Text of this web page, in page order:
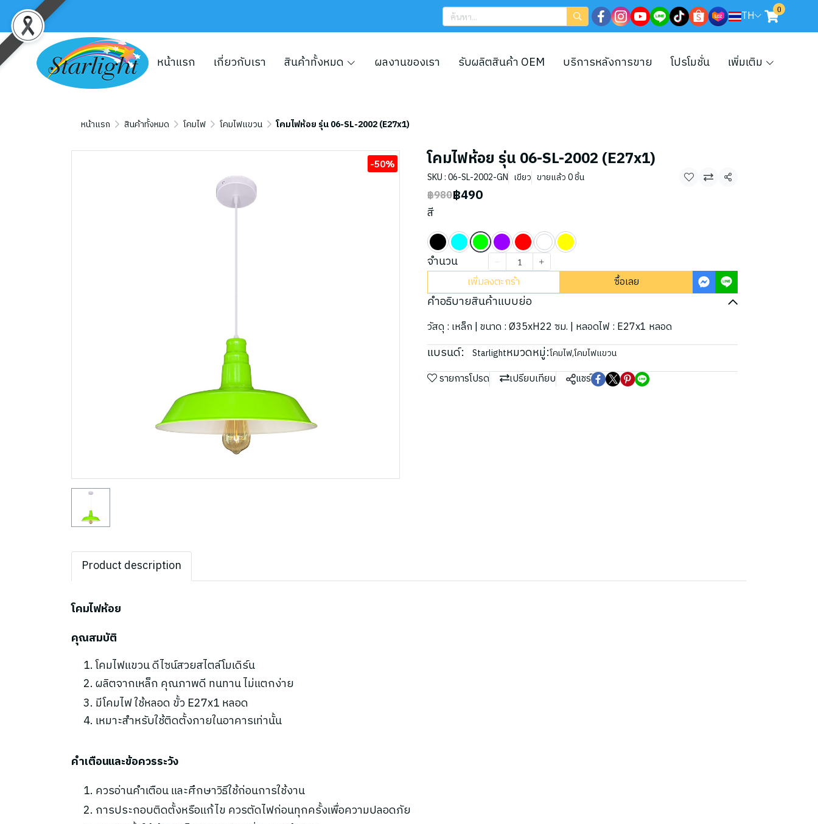
TH 0
หน้าแรก เกี่ยวกับเรา สินค้าทั้งหมด ผลงานของเรา รับผลิตสินค้า OEM บริการหลังการขาย โปรโมชั่น เพิ่มเติม
หน้าแรก สินค้าทั้งหมด โคมไฟ โคมไฟแขวน โคมไฟห้อย รุ่น 06-SL-2002 (E27x1)
-50% โคมไฟห้อย รุ่น 06-SL-2002 (E27x1)
SKU : 06-SL-2002-GN เขียว ขายแล้ว 0 ชิ้น
แชร์
฿980฿490
สี
จำนวน
เพิ่มลงตะกร้า ซื้อเลย
คำอธิบายสินค้าแบบย่อ
วัสดุ : เหล็ก | ขนาด : Ø35xH22 ซม. | หลอดไฟ : E27x1 หลอด
แบรนด์: Starlightหมวดหมู่:โคมไฟ,โคมไฟแขวน
รายการโปรด เปรียบเทียบ แชร์
Product description
โคมไฟห้อย
คุณสมบัติ
โคมไฟแขวน ดีไซน์สวยสไตล์โมเดิร์น
ผลิตจากเหล็ก คุณภาพดี ทนทาน ไม่แตกง่าย
มีโคมไฟ ใช้หลอด ขั้ว E27x1 หลอด
เหมาะสำหรับใช้ติดตั้งภายในอาคารเท่านั้น
คำเตือนและข้อควรระวัง
ควรอ่านคำเตือน และศึกษาวิธีใช้ก่อนการใช้งาน
การประกอบติดตั้งหรือแก้ไข ควรตัดไฟก่อนทุกครั้งเพื่อความปลอดภัย